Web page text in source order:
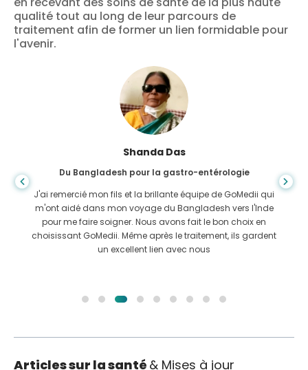
qualité tout au long de leur parcours de
traitement afin de former un lien formidable pour
l'avenir.
Shanda Das
Du Bangladesh pour la gastro-entérologie
J'ai remercié mon fils et la brillante équipe de GoMedii qui
m'ont aidé dans mon voyage du Bangladesh vers l'Inde
pour me faire soigner. Nous avons fait le bon choix en
choisissant GoMedii. Même après le traitement, ils gardent
un excellent lien avec nous
Articles sur la santé & Mises à jour